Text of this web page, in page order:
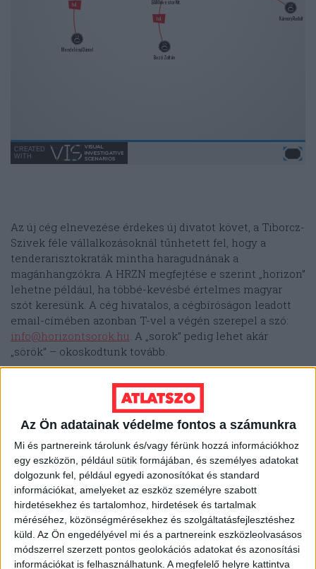
Az Ön adatainak védelme fontos a számunkra
Mi és partnereink tárolunk és/vagy férünk hozzá információkhoz
egy eszközön, például sütik formájában, és személyes adatokat
dolgozunk fel, például egyedi azonosítókat és standard
információkat, amelyeket az eszköz személyre szabott
hirdetésekhez és tartalomhoz, hirdetések és tartalmak
méréséhez, közönségmérésekhez és szolgáltatásfejlesztéshez
küld. Az Ön engedélyével mi és a partnereink eszközleolvasásos
módszerrel szerzett pontos geolokációs adatokat és azonosítási
információkat is felhasználhatunk. A megfelelő helyre kattintva
Az új cég elnevezése érdekes új divatot követ, a Tiborcz-
Szivek féle vállalkozásoknál tűnhetett fel, hogy a
tenderarisztokraták mintha haragudnának a
magánhangzókra. A HRZN megfejtése e szerint „horizon”
lehetne például, ha többé-kevésbé értelmes magyar
szót keresünk. A cég hivatalos, a cégbíróságon leadott
email-címében azonban T-vel a végén szerepel a szó:
info@horizontsorok.hu . A „sorok” pedig lehet akár
„sörök” – okoskodtunk tovább.
Horizont Sörök néven
sörmárkákat lehet találni némi keresgéléssel. Horizont
Sörök néven nincsen ugyan cég bejegyezve, a
horizontsorok.hu domaint egy Sörműves Kft. nevű
társaságregisztráltatta. Az ő székhelyük ugyanazon a
címen található, mint a HRZN-é, a budai Alkotás úton,
igaz, másik épületben.
A Sörműves Kft. tulajdonosi köre több ponton is átfedést
mutat a HRZN-ével: látjuk benne az ingatlanos ügyvédet,
Csíkot, Mendelényi és Bozó cégét. Mások mellett
Sörműves-tulajdonos Korom Norbert is. Ő a Magyar